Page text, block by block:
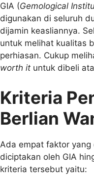
GIA (Gemological
digunakan di seluruh
dijamin keasliannya.
untuk melihat kualitas
perhiasan. Cukup
worth it untuk dibeli
Kriteria
Berlian
Ada empat faktor
diciptakan oleh GIA
kriteria tersebut yaitu: